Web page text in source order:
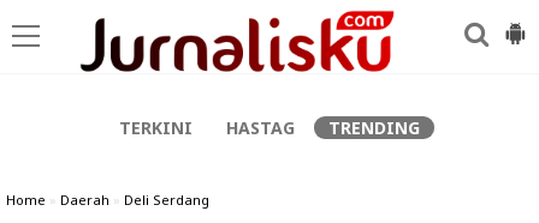
TERKINI HASTAG TRENDING
Home » Daerah » Deli Serdang